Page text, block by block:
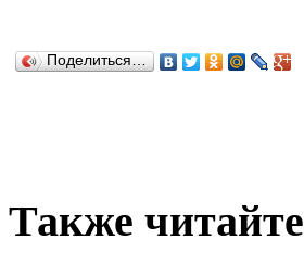
Поделиться…
Также читайте